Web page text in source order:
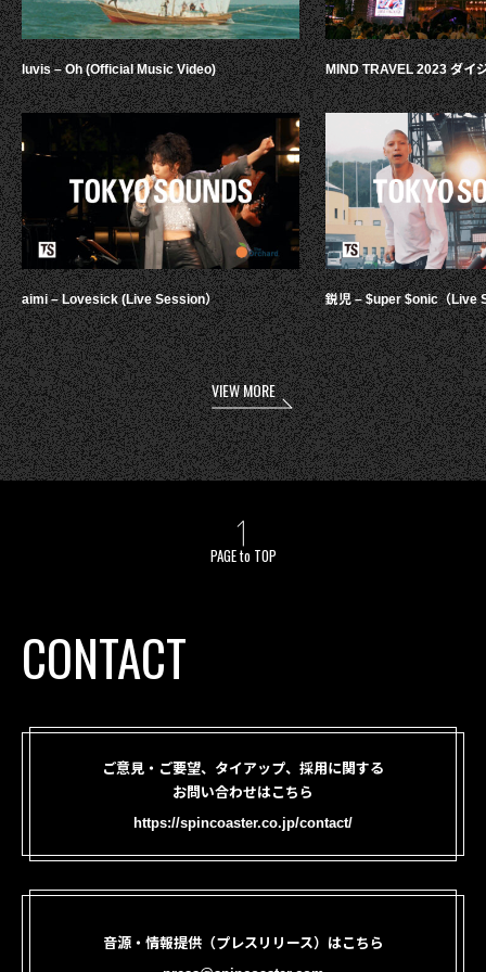
luvis – Oh (Official Music Video)
aimi – Lovesick (Live Session）
MIND TRAVEL 2023 ダイ
鋭児 – $uper $onic（Live
VIEW MORE
PAGE to TOP
CONTACT
ご意見・ご要望、タイアップ、採用に関する
お問い合わせはこちら
https://spincoaster.co.jp/contact/
音源・情報提供（プレスリリース）はこちら